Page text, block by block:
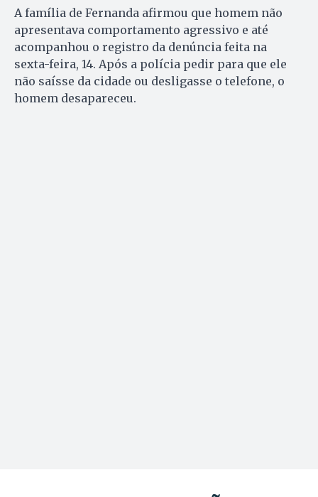
A família de Fernanda afirmou que homem não
apresentava comportamento agressivo e até
acompanhou o registro da denúncia feita na
sexta-feira, 14. Após a polícia pedir para que ele
não saísse da cidade ou desligasse o telefone, o
homem desapareceu.